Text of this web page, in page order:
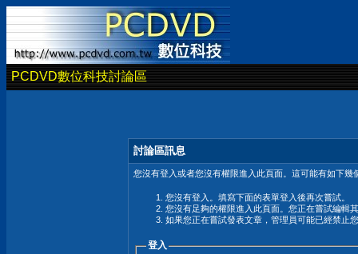
PCDVD數位科技討論區
討論區訊息
您沒有登入或者您沒有權限進入此頁面。這可能有如下幾
您沒有登入。填寫下面的表單登入後再次嘗試。
您沒有足夠的權限進入此頁面。您正在嘗試編輯
如果您正在嘗試發表文章，管理員可能已經禁止
登入